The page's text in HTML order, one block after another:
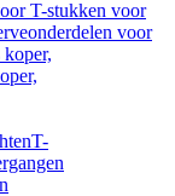
T-stukken voor
voor
T-